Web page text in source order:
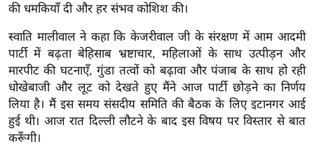
यं
ग
इं
डि
या
सा
हि
की धमकियाँ दी और हर संभव कोशिश की।
स्वाति मालीवाल ने कहा कि केजरीवाल जी के संरक्षण में आम आदमी
पार्टी में बढ़ता बेहिसाब भ्रष्टाचार, महिलाओं के साथ उत्पीड़न और
मारपीट की घटनाएँ, गुंडा तत्वों को बढ़ावा और पंजाब के साथ हो रही
धोखेबाजी और लूट को देखते हुए मैंने आज पार्टी छोड़ने का निर्णय
लिया है। मैं इस समय संसदीय समिति की बैठक के लिए इटानगर आई
हुई थी। आज रात दिल्ली लौटने के बाद इस विषय पर विस्तार से बात
करूँगी।